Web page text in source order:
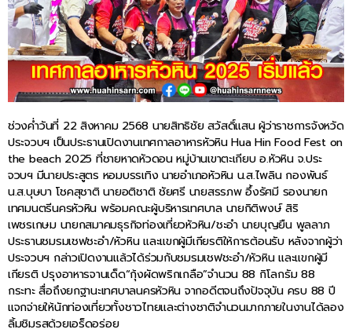
ช่วงค่ำวันที่ 22 สิงหาคม 2568 นายสิทธิชัย สวัสดิ์แสน ผู้ว่าราชการจังหวัด
ประจวบฯ เป็นประธานเปิดงานเทศกาลอาหารหัวหิน Hua Hin Food Fest on
the beach 2025 ที่ชายหาดหัวดอน หมู่บ้านเขาตะเกียบ อ.หัวหิน จ.ประ
จวบฯ มีนายประสูตร หอมบรรเทิง นายอำเภอหัวหิน น.ส.ไพลิน กองพันธ์
น.ส.บุษบา โชคสุชาติ นายอติชาติ ชัยศรี นายสรรภพ อึ้งรัศมี รองนายก
เทศมนตรีนครหัวหิน พร้อมคณะผู้บริหารเทศบาล นายกิติพงษ์ สิริ
เพชรเกษม นายกสมาคมธุรกิจท่องเที่ยวหัวหิน/ชะอำ นายบุญยืน พูลลาภ
ประธานชมรมเชฟชะอำ/หัวหิน และแขกผู้มีเกียรติให้การต้อนรับ หลังจากผู้ว่า
ประจวบฯ กล่าวเปิดงานแล้วได้ร่วมกับชมรมเชฟชะอำ/หัวหิน และแขกผู้มี
เกียรติ ปรุงอาหารจานเด็ด“กุ้งผัดพริกเกลือ”จำนวน 88 กิโลกรัม 88
กระทะ สื่อถึงยกฐานะเทศบาลนครหัวหิน จากอดีตจนถึงปัจจุบัน ครบ 88 ปี
แจกจ่ายให้นักท่องเที่ยวทั้งชาวไทยและต่างชาติจำนวนมากภายในงานได้ลอง
ลิ้มชิมรสด้วยเอร็ดอร่อย